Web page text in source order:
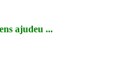
ajudeu ...